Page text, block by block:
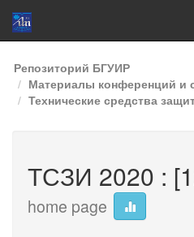
Skip
navigation
Репозиторий БГУИР
Материалы конференций и
Технические средства
ТСЗИ 2020 :
home page